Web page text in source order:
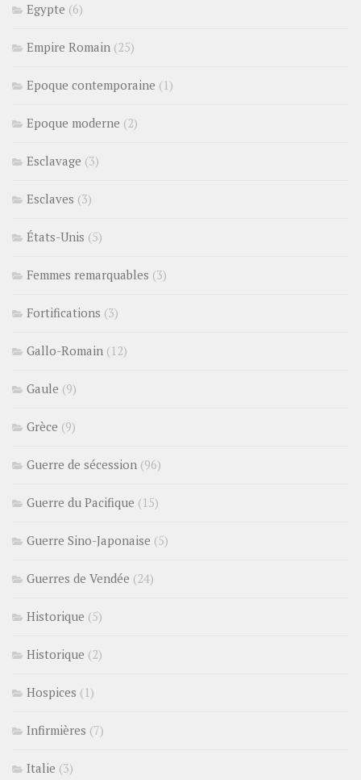
Egypte (6)
Empire Romain (25)
Epoque contemporaine (1)
Epoque moderne (2)
Esclavage (3)
Esclaves (3)
États-Unis (5)
Femmes remarquables (3)
Fortifications (3)
Gallo-Romain (12)
Gaule (9)
Grèce (9)
Guerre de sécession (96)
Guerre du Pacifique (15)
Guerre Sino-Japonaise (5)
Guerres de Vendée (24)
Historique (5)
Historique (2)
Hospices (1)
Infirmières (7)
Italie (3)